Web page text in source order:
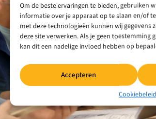
Om de beste ervaringen te bieden, gebruiken
informatie over je apparaat op te slaan en/of
met deze technologieën kunnen wij gegevens
deze site verwerken. Als je geen
kan dit een nadelige invloed hebben op
Accepteren
Cookiebeleid